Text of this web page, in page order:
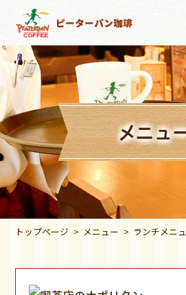
メニュ
トップページ メニュー ランチメニ